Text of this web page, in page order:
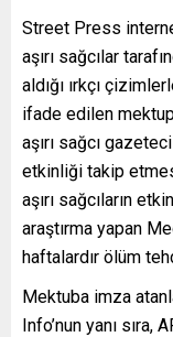
Street Press
aşırı sağcılar
aldığı ırkçı
ifade edilen
aşırı sağcı
etkinliği takip
aşırı sağcıların
araştırma yapan
haftalardır ölüm
Mektuba imza
Info’nun yanı sıra,